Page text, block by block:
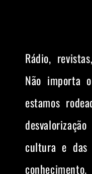
Rádio,
Não importa
estamos
cultura e